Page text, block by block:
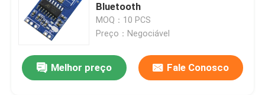
Notícias
Casos
Bluetooth
MOQ：10 PCS
Preço：Negociável
Melhor preço Fale Conosco